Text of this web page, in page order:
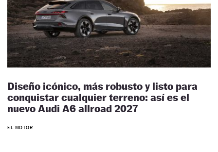
Diseño icónico, más robusto y listo para
conquistar cualquier terreno: así es el
nuevo Audi A6 allroad 2027
EL MOTOR